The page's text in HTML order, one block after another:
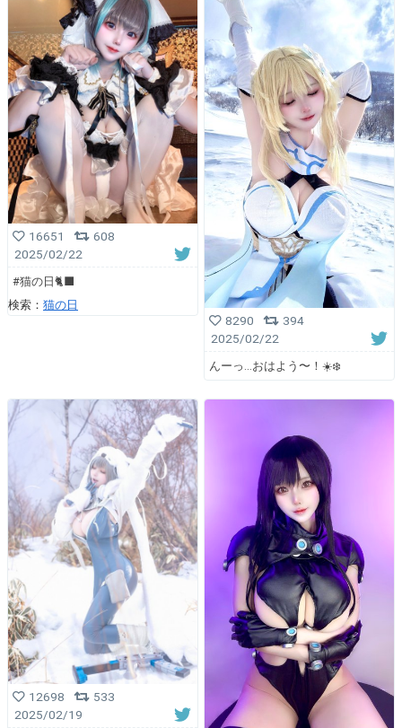
16651
608
2025/02/22
#猫の日🐈‍⬛
検索： 猫の日
8290
394
2025/02/22
んーっ...おはよう〜！☀️❄️
12698
533
2025/02/19